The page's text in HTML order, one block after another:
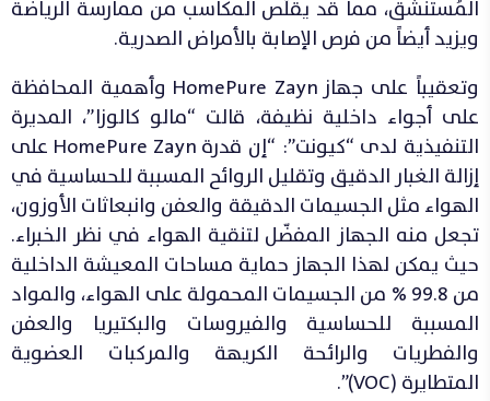
المُستنشق، مما قد يقلّص المكاسب من ممارسة الرياضة
ويزيد أيضاً من فرص الإصابة بالأمراض الصدرية.
وتعقيباً على جهاز HomePure Zayn وأهمية المحافظة
على أجواء داخلية نظيفة، قالت “مالو كالوزا”، المديرة
التنفيذية لدى “كيونت”: “إن قدرة HomePure Zayn على
إزالة الغبار الدقيق وتقليل الروائح المسببة للحساسية في
الهواء مثل الجسيمات الدقيقة والعفن وانبعاثات الأوزون،
تجعل منه الجهاز المفضّل لتنقية الهواء في نظر الخبراء.
حيث يمكن لهذا الجهاز حماية مساحات المعيشة الداخلية
من 99.8 % من الجسيمات المحمولة على الهواء، والمواد
المسببة للحساسية والفيروسات والبكتيريا والعفن
والفطريات والرائحة الكريهة والمركبات العضوية
المتطايرة (VOC)”.